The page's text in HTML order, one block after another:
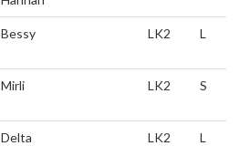
Bessy LK2 L
Mirli LK2 S
Delta LK2 L